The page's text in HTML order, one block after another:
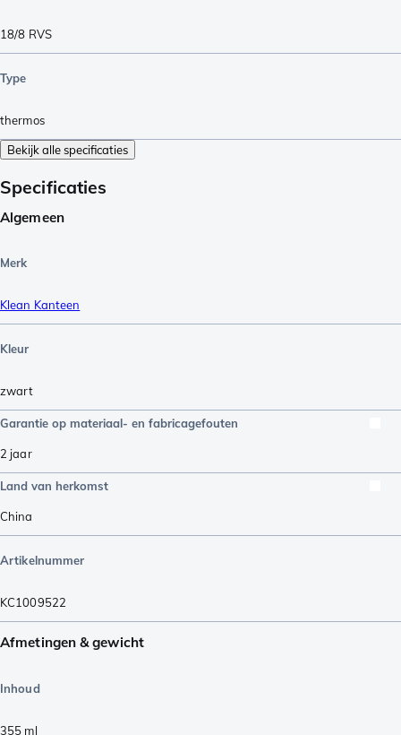
18/8 RVS
Type
thermos
Bekijk alle specificaties
Specificaties
Algemeen
Merk
Klean Kanteen
Kleur
zwart
Garantie op materiaal- en fabricagefouten
2 jaar
Land van herkomst
China
Artikelnummer
KC1009522
Afmetingen & gewicht
Inhoud
355 ml